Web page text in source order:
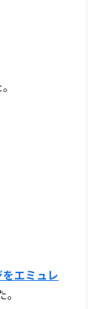
エミュレ